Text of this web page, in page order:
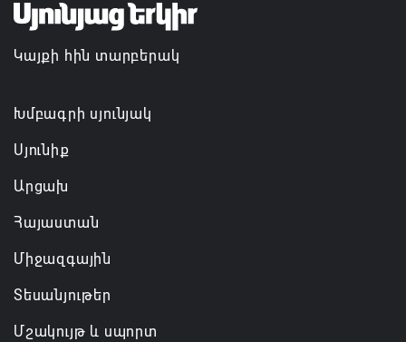
Այս օրը պատմության մեջ կարձանագրվի որպես
ամոթի ու դավաճանության օր․ ՌԴ և Նոր
Նախիջևանի հայոց թեմ
Կայքի հին տարբերակ
Խմբագրի սյունյակ
Սյունիք
Արցախ
Հայաստան
Միջազգային
Տեսանյութեր
Մշակույթ և սպորտ